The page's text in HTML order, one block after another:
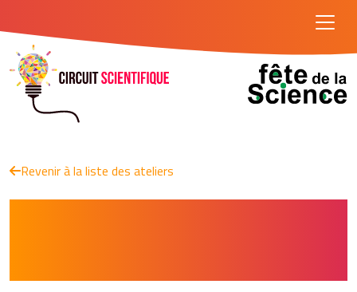
Revenir à la liste des ateliers